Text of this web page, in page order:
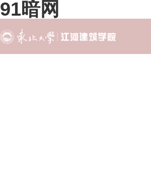
91暗网